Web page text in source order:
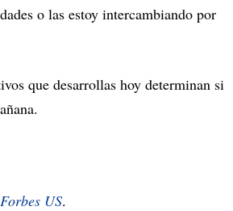
o las estoy intercambiando por
que desarrollas hoy determinan si
Forbes US.